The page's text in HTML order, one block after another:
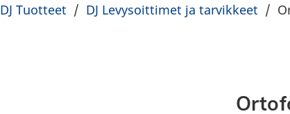
DJ Tuotteet / DJ Levysoittimet ja tarvikkeet /